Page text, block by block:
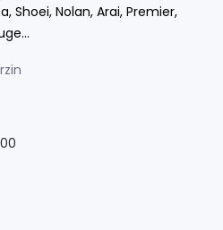
Shoei, Nolan, Arai, Premier,